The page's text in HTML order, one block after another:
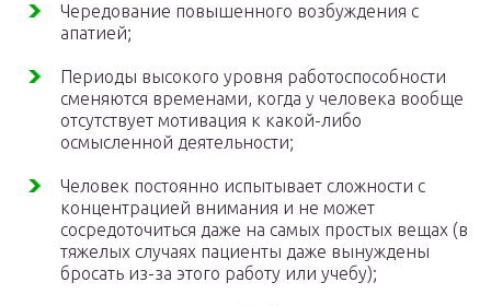
Чередование повышенного возбуждения с
апатией;
Периоды высокого уровня работоспособности
сменяются временами, когда у человека вообще
отсутствует мотивация к какой-либо
осмысленной деятельности;
Человек постоянно испытывает сложности с
концентрацией внимания и не может
сосредоточиться даже на самых простых вещах (в
тяжелых случаях пациенты даже вынуждены
бросать из-за этого работу или учебу);